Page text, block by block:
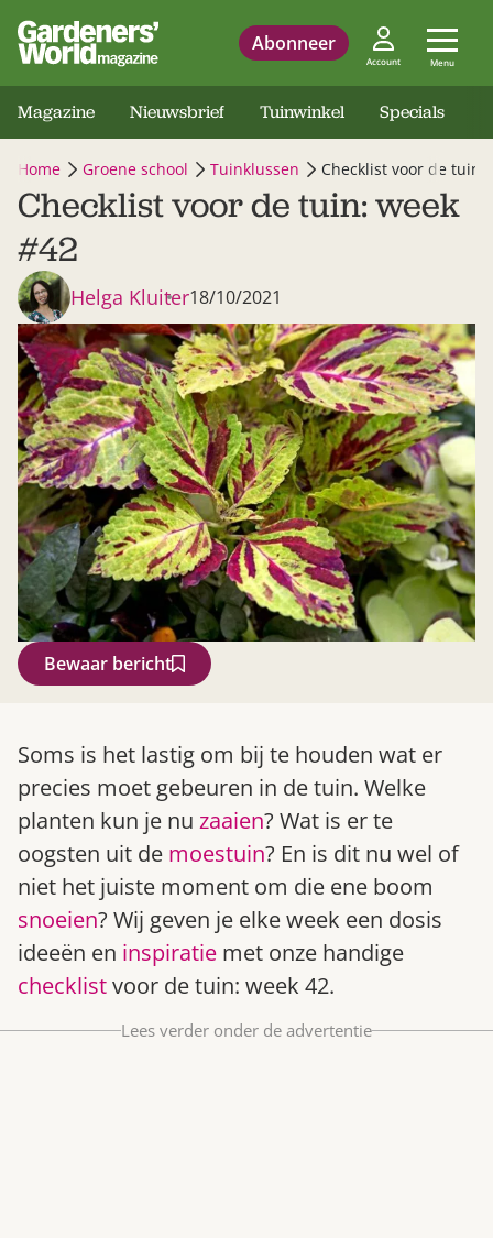
Abonneer
Account Menu
Gardeners’ World 08/2026
Bestel nu
Magazine Nieuwsbrief Tuinwinkel Specials
Home Groene school Tuinklussen Checklist voor de tuin:
Checklist voor de tuin: week
#42
Helga Kluiter18/10/2021
Bewaar bericht
Soms is het lastig om bij te houden wat er
precies moet gebeuren in de tuin. Welke
planten kun je nu zaaien? Wat is er te
oogsten uit de moestuin? En is dit nu wel of
niet het juiste moment om die ene boom
snoeien? Wij geven je elke week een dosis
ideeën en inspiratie met onze handige
checklistvoor de tuin: week 42.
Lees verder onder de advertentie